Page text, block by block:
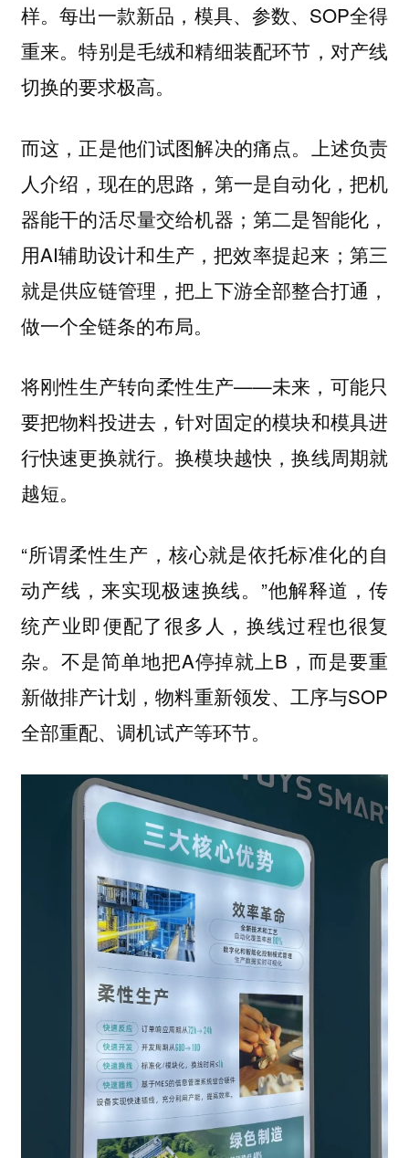
样。每出一款新品，模具、参数、SOP全得
重来。特别是毛绒和精细装配环节，对产线
切换的要求极高。
而这，正是他们试图解决的痛点。上述负责
人介绍，现在的思路，第一是自动化，把机
器能干的活尽量交给机器；第二是智能化，
用AI辅助设计和生产，把效率提起来；第三
就是供应链管理，把上下游全部整合打通，
做一个全链条的布局。
将刚性生产转向柔性生产——未来，可能只
要把物料投进去，针对固定的模块和模具进
行快速更换就行。换模块越快，换线周期就
越短。
“所谓柔性生产，核心就是依托标准化的自
动产线，来实现极速换线。”他解释道，传
统产业即便配了很多人，换线过程也很复
杂。不是简单地把A停掉就上B，而是要重
新做排产计划，物料重新领发、工序与SOP
全部重配、调机试产等环节。